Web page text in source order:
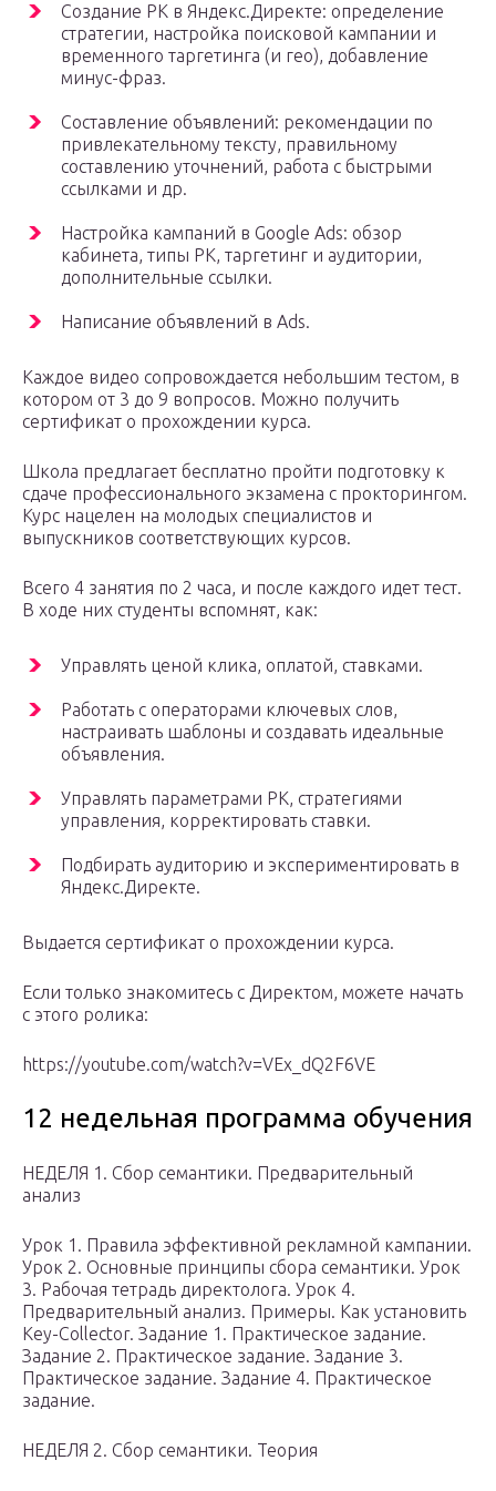
Создание РК в Яндекс.Директе: определение
стратегии, настройка поисковой кампании и
временного таргетинга (и гео), добавление
минус-фраз.
Составление объявлений: рекомендации по
привлекательному тексту, правильному
составлению уточнений, работа с быстрыми
ссылками и др.
Настройка кампаний в Google Ads: обзор
кабинета, типы РК, таргетинг и аудитории,
дополнительные ссылки.
Написание объявлений в Ads.
Каждое видео сопровождается небольшим тестом, в
котором от 3 до 9 вопросов. Можно получить
сертификат о прохождении курса.
Школа предлагает бесплатно пройти подготовку к
сдаче профессионального экзамена с прокторингом.
Курс нацелен на молодых специалистов и
выпускников соответствующих курсов.
Всего 4 занятия по 2 часа, и после каждого идет тест.
В ходе них студенты вспомнят, как:
Управлять ценой клика, оплатой, ставками.
Работать с операторами ключевых слов,
настраивать шаблоны и создавать идеальные
объявления.
Управлять параметрами РК, стратегиями
управления, корректировать ставки.
Подбирать аудиторию и экспериментировать в
Яндекс.Директе.
Выдается сертификат о прохождении курса.
Если только знакомитесь с Директом, можете начать
с этого ролика:
https://youtube.com/watch?v=VEx_dQ2F6VE
12 недельная программа обучения
НЕДЕЛЯ 1. Сбор семантики. Предварительный
анализ
Урок 1. Правила эффективной рекламной кампании.
Урок 2. Основные принципы сбора семантики. Урок
3. Рабочая тетрадь директолога. Урок 4.
Предварительный анализ. Примеры. Как установить
Key-Collector. Задание 1. Практическое задание.
Задание 2. Практическое задание. Задание 3.
Практическое задание. Задание 4. Практическое
задание.
НЕДЕЛЯ 2. Сбор семантики. Теория